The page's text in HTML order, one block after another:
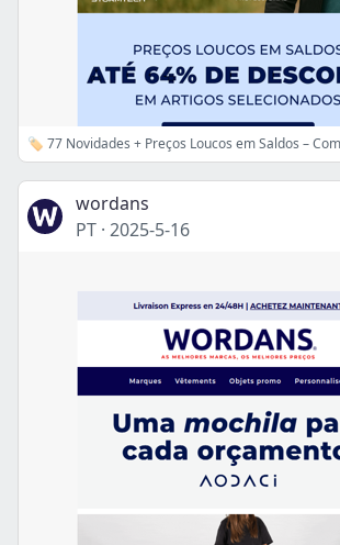
🏷️ 77 Novidades + Preços Loucos em Saldos –
wordans
PT · 2025-5-16